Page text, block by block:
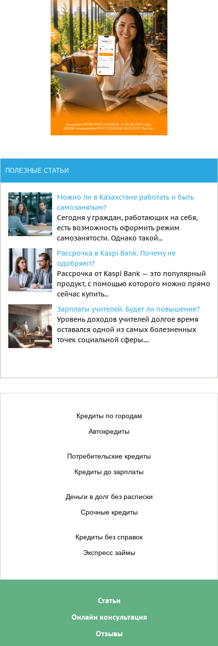
ПОЛЕЗНЫЕ СТАТЬИ
Можно ли в Казахстане работать и быть
самозанятым?
Сегодня у граждан, работающих на себя,
есть возможность оформить режим
самозанятости. Однако такой...
Рассрочка в Kaspi Bank. Почему не
одобряют?
Рассрочка от Kaspi Bank — это популярный
продукт, с помощью которого можно прямо
сейчас купить...
Зарплаты учителей. Будет ли повышение?
Уровень доходов учителей долгое время
оставался одной из самых болезненных
точек социальной сферы....
Кредиты по городам
Автокредиты
Потребительские кредиты
Кредиты до зарплаты
Деньги в долг без расписки
Срочные кредиты
Кредиты без справок
Экспресс займы
Статьи
Онлайн консультация
Отзывы